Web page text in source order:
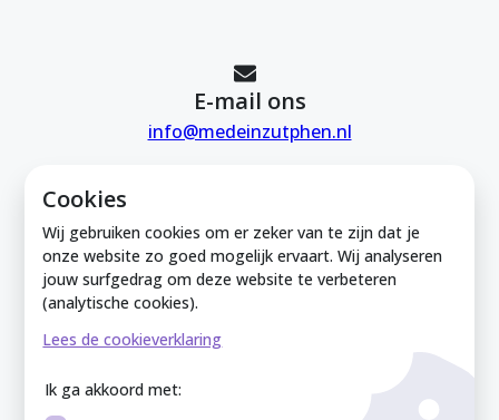
Cookies
Wij gebruiken cookies om er zeker van te zijn dat je
onze website zo goed mogelijk ervaart. Wij analyseren
jouw surfgedrag om deze website te verbeteren
(analytische cookies).
Lees de cookieverklaring
Ik ga akkoord met:
E-mail ons
info@medeinzutphen.nl
Mede in Zutphen is onderdeel van de
Zutphense Uitdaging. KVK Zutphense
Uitdaging: 08212926